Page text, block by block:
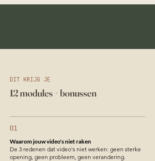
DIT KRIJG JE
12 modules + bonussen
01
Waarom jouw video's niet raken
De 3 redenen dat video's niet werken: geen sterke
opening, geen probleem, geen verandering.